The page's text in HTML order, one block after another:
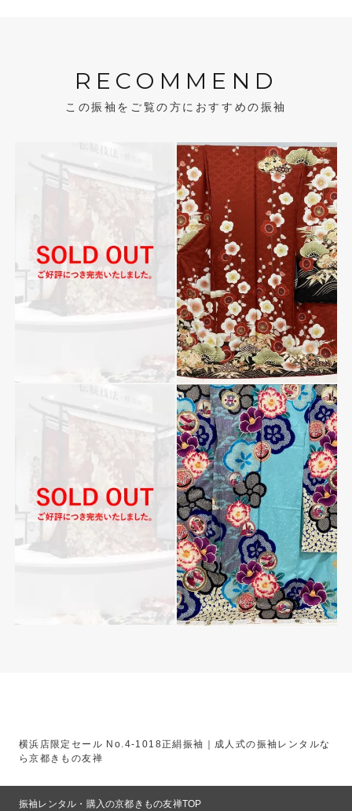
RECOMMEND
この振袖をご覧の方におすすめの振袖
横浜店限定セール No.4-1018正絹振袖｜成人式の振袖レンタルな
ら京都きもの友禅
振袖レンタル・購入の京都きもの友禅TOP